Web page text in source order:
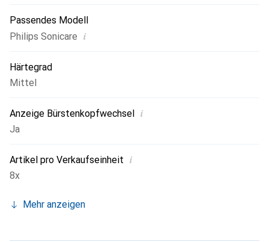
Passendes Modell
Philips Sonicare i
Härtegrad
Mittel
Anzeige Bürstenkopfwechsel i
Ja
Artikel pro Verkaufseinheit i
8x
Mehr anzeigen